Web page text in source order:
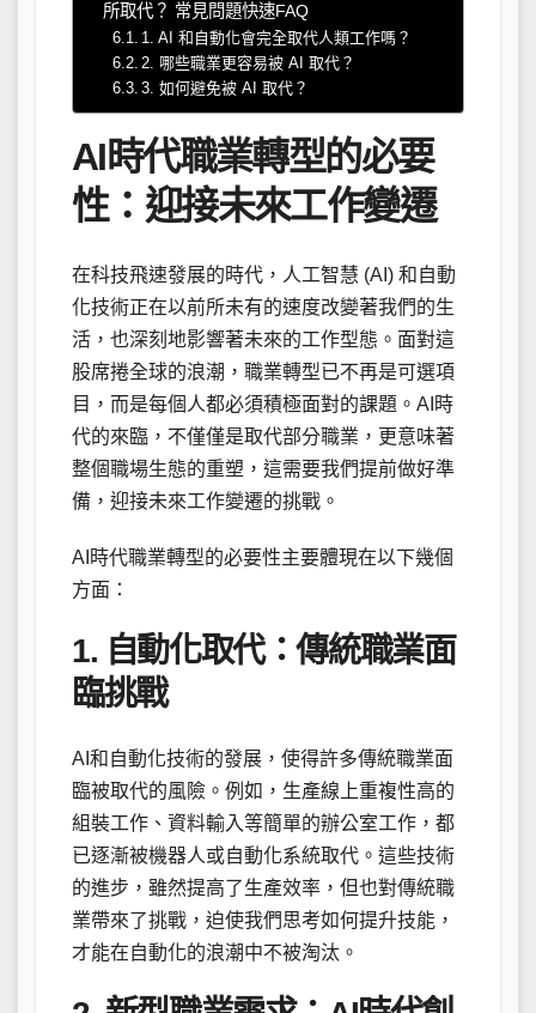
所取代？ 常見問題快速FAQ
1. AI 和自動化會完全取代人類工作嗎？
2. 哪些職業更容易被 AI 取代？
3. 如何避免被 AI 取代？
AI時代職業轉型的必要
性：迎接未來工作變遷
在科技飛速發展的時代，人工智慧 (AI) 和自動
化技術正在以前所未有的速度改變著我們的生
活，也深刻地影響著未來的工作型態。面對這
股席捲全球的浪潮，職業轉型已不再是可選項
目，而是每個人都必須積極面對的課題。AI時
代的來臨，不僅僅是取代部分職業，更意味著
整個職場生態的重塑，這需要我們提前做好準
備，迎接未來工作變遷的挑戰。
AI時代職業轉型的必要性主要體現在以下幾個
方面：
1. 自動化取代：傳統職業面
臨挑戰
AI和自動化技術的發展，使得許多傳統職業面
臨被取代的風險。例如，生產線上重複性高的
組裝工作、資料輸入等簡單的辦公室工作，都
已逐漸被機器人或自動化系統取代。這些技術
的進步，雖然提高了生產效率，但也對傳統職
業帶來了挑戰，迫使我們思考如何提升技能，
才能在自動化的浪潮中不被淘汰。